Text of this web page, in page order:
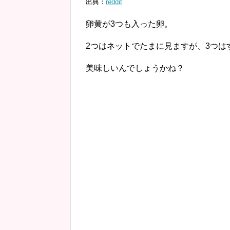
出典： reddit
卵黄が3つも入った卵。
2つはネットでたまに見ますが、3つは
美味しいんでしょうかね？